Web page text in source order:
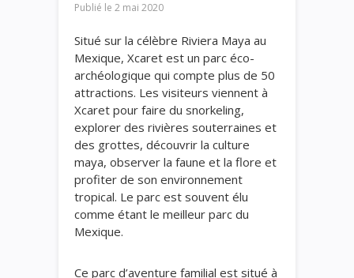
Publié le 2 mai 2020
Situé sur la célèbre Riviera Maya au
Mexique, Xcaret est un parc éco-
archéologique qui compte plus de 50
attractions. Les visiteurs viennent à
Xcaret pour faire du snorkeling,
explorer des rivières souterraines et
des grottes, découvrir la culture
maya, observer la faune et la flore et
profiter de son environnement
tropical. Le parc est souvent élu
comme étant le meilleur parc du
Mexique.
Ce parc d’aventure familial est situé à